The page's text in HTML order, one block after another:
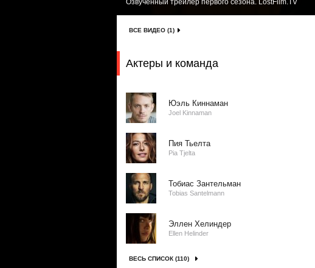
Озвученный трейлер первого сезона. LostFilm.TV
ВСЕ ВИДЕО (1)
Актеры и команда
Юэль Киннаман
Joel Kinnaman
Пия Тьелта
Pia Tjelta
Тобиас Зантельман
Tobias Santelmann
Эллен Хелиндер
Ellen Helinder
ВЕСЬ СПИСОК (110)